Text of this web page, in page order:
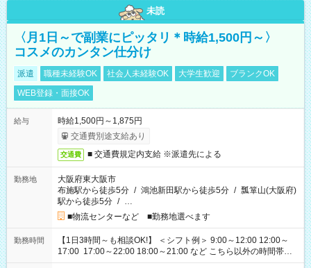
未読
〈月1日～で副業にピッタリ＊時給1,500円～〉
コスメのカンタン仕分け
派遣 職種未経験OK 社会人未経験OK 大学生歓迎
ブランクOK
WEB登録・面接OK
給与
時給1,500円～1,875円
交通費別途支給あり
交通費 ■ 交通費規定内支給 ※派遣先による
勤務地
大阪府東大阪市
布施駅から徒歩5分 / 鴻池新田駅から徒歩5分 / 瓢箪山(大阪府)
駅から徒歩5分 / …
■物流センターなど ■勤務地選べます
勤務時間
【1日3時間～も相談OK!】 ＜シフト例＞ 9:00～12:00 12:00～
17:00 17:00～22:00 18:00～21:00 など こちら以外の時間帯も
お気軽にご相談ください！